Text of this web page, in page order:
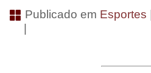
Publicado em Esportes